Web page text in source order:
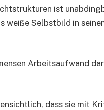
ist
Selbstbild in
Arbeitsaufwand
dass sie mit